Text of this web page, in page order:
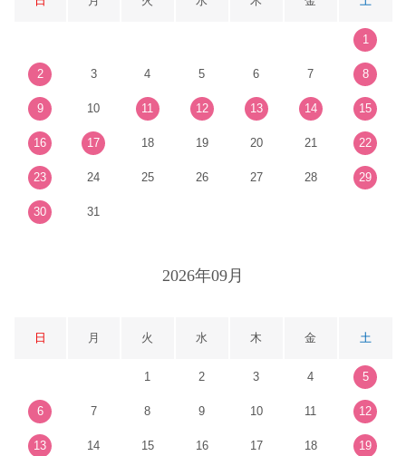
1
2 3 4 5 6 7 8
9 10 11 12 13 14 15
16 17 18 19 20 21 22
23 24 25 26 27 28 29
30 31
2026年09月
日 月 火 水 木 金 土
1 2 3 4 5
6 7 8 9 10 11 12
13 14 15 16 17 18 19